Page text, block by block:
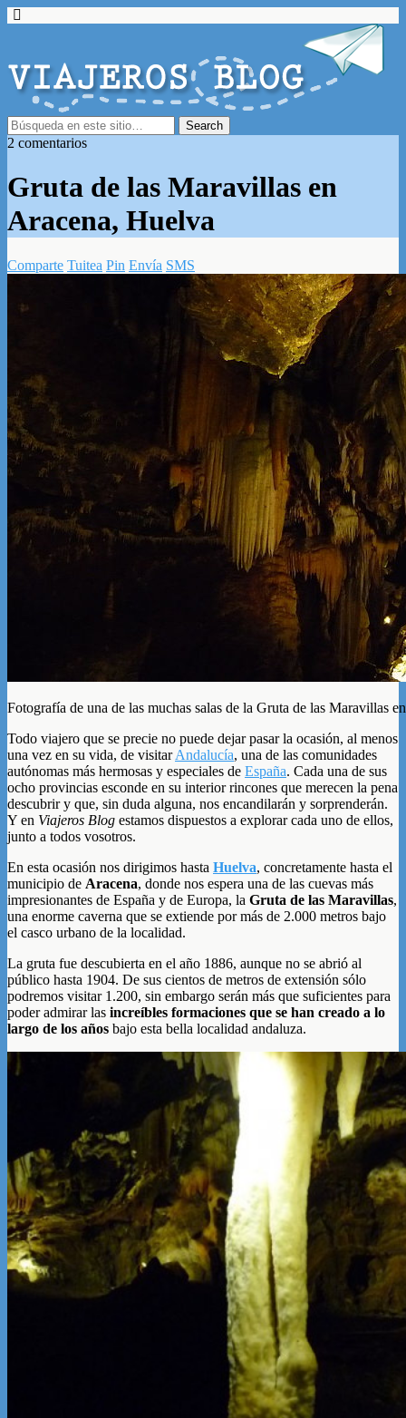
2 comentarios
Gruta de las Maravillas en
Aracena, Huelva
Comparte Tuitea Pin Envía SMS
Fotografía de una de las muchas salas de la Gruta de las Maravillas
Todo viajero que se precie no puede dejar pasar la ocasión, al menos
una vez en su vida, de visitarAndalucía, una de las comunidades
autónomas más hermosas y especiales de España. Cada una de sus
ocho provincias esconde en su interior rincones que merecen la pena
descubrir y que, sin duda alguna, nos encandilarán y sorprenderán.
Y en Viajeros Blog estamos dispuestos a explorar cada uno de ellos,
junto a todos vosotros.
En esta ocasión nos dirigimos hasta Huelva, concretamente hasta el
municipio de Aracena, donde nos espera una de las cuevas más
impresionantes de España y de Europa, la Gruta de las Maravillas,
una enorme caverna que se extiende por más de 2.000 metros bajo
el casco urbano de la localidad.
La gruta fue descubierta en el año 1886, aunque no se abrió al
público hasta 1904. De sus cientos de metros de extensión sólo
podremos visitar 1.200, sin embargo serán más que suficientes para
poder admirar las increíbles formaciones que se han creado a lo
largo de los años bajo esta bella localidad andaluza.